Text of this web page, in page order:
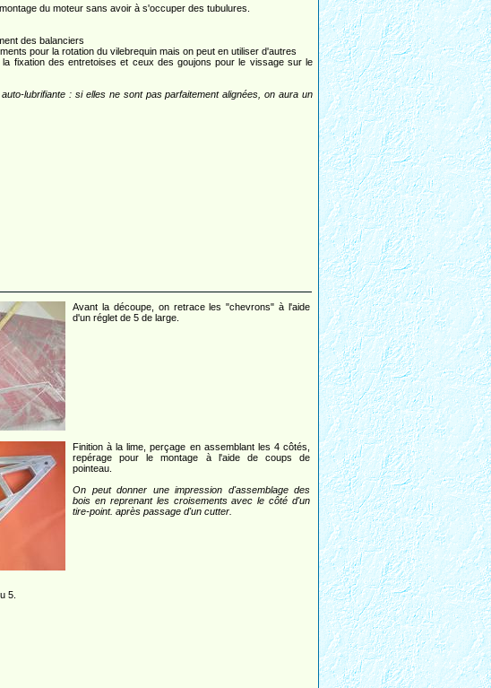
du moteur sans avoir à s'occuper des tubulures.
des balanciers
pour la rotation du vilebrequin mais on peut en utiliser d'autres
la fixation des entretoises et ceux des goujons pour le vissage sur le
lubrifiante : si elles ne sont pas parfaitement alignées, on aura un
Avant la découpe, on retrace les "chevrons" à l'aide
d'un réglet de 5 de large.
Finition à la lime, perçage en assemblant les 4 côtés,
repérage pour le montage à l'aide de coups de
pointeau.
On peut donner une impression d'assemblage des
bois en reprenant les croisements avec le côté d'un
tire-point. après passage d'un cutter.
5.